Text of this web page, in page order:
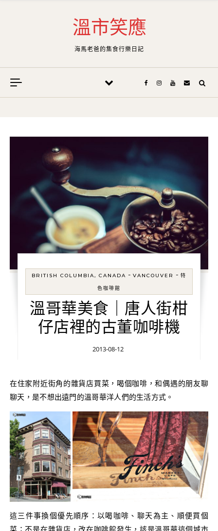
溫市笑應
海馬老爸的集食行樂日記
BRITISH COLUMBIA, CANADA - VANCOUVER - 特
色咖啡館
溫哥華美食｜唐人街柑
仔店裡的古董咖啡機
2013-08-12
在住家附近街角的雜貨店買菜，喝個咖啡，和偶遇的朋友聊
聊天，是不想出遠門的溫哥華洋人們的生活方式。
這三件事換個優先順序：以喝咖啡、聊天為主、順便買個